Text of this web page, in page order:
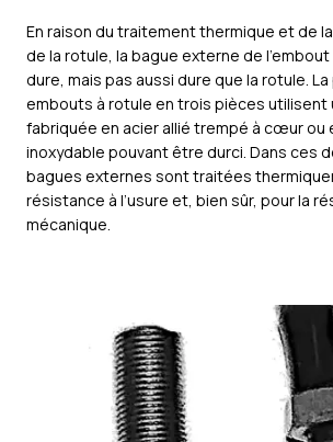
En raison du traitement thermique et de
de la rotule, la bague externe de
dure, mais pas aussi dure que la rotule.
embouts à rotule en trois pièces utilisent
fabriquée en acier allié trempé à cœur ou
inoxydable pouvant être durci. Dans ces
bagues externes sont traitées
résistance à l’usure et, bien sûr, pour la
mécanique.